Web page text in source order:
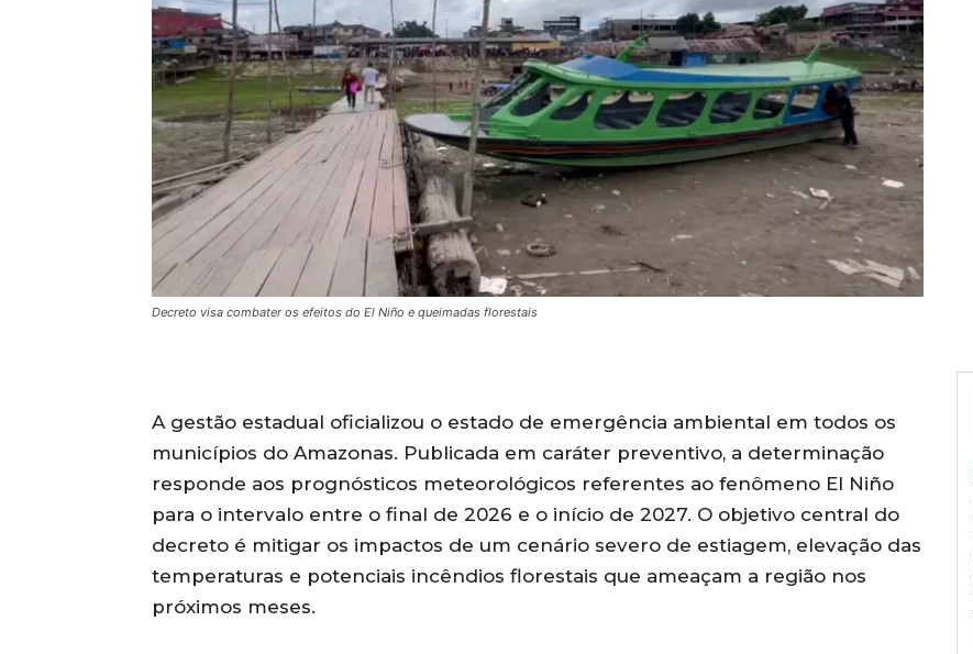
Decreto visa combater os efeitos do El Niño e queimadas florestais
A gestão estadual oficializou o estado de emergência ambiental em todos os
municípios do Amazonas. Publicada em caráter preventivo, a determinação
responde aos prognósticos meteorológicos referentes ao fenômeno El Niño
para o intervalo entre o final de 2026 e o início de 2027. O objetivo central do
decreto é mitigar os impactos de um cenário severo de estiagem, elevação das
temperaturas e potenciais incêndios florestais que ameaçam a região nos
próximos meses.